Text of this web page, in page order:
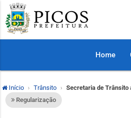
Home
Início Trânsito
Secretaria de Trânsito
Regularização